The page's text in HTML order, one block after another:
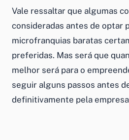
Vale ressaltar que algumas
consideradas antes de optar
microfranquias baratas
preferidas. Mas será que
melhor será para o
seguir alguns passos antes
definitivamente pela